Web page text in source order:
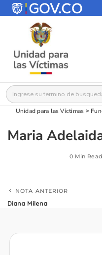
Buscar:
Unidad para las Víctimas >
Maria
0 Min
NOTA ANTERIOR
Diana Milena